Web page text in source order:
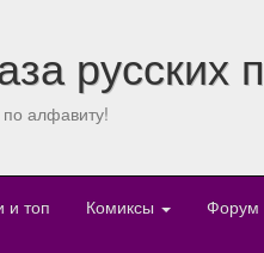
русских
алфавиту!
и топ Комиксы Форум